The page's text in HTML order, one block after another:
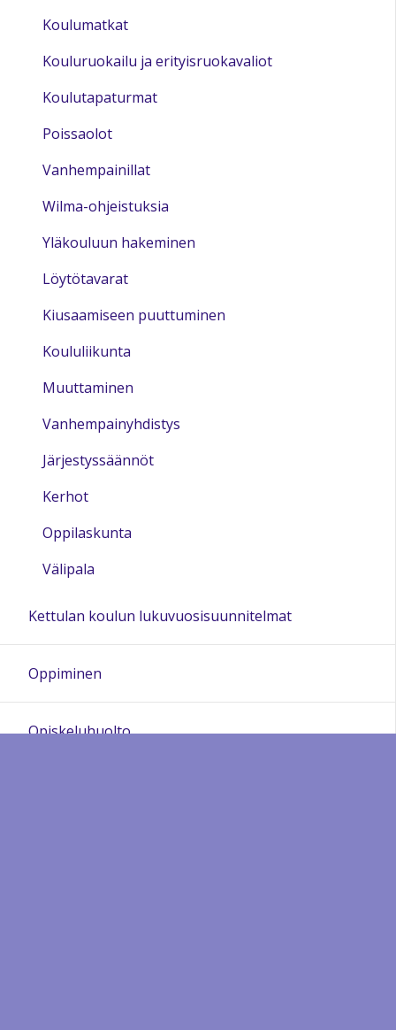
Koulumatkat
Kouluruokailu ja erityisruokavaliot
Koulutapaturmat
Poissaolot
Vanhempainillat
Wilma-ohjeistuksia
Yläkouluun hakeminen
Löytötavarat
Kiusaamiseen puuttuminen
Koululiikunta
Muuttaminen
Vanhempainyhdistys
Järjestyssäännöt
Kerhot
Oppilaskunta
Välipala
Kettulan koulun lukuvuosisuunnitelmat
Oppiminen
Opiskeluhuolto